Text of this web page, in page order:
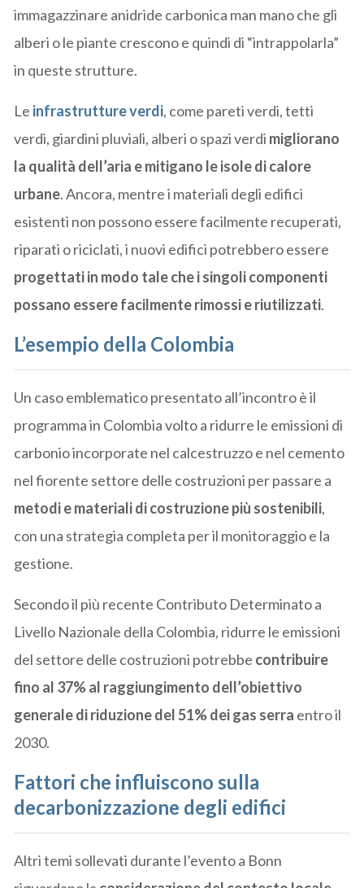
immagazzinare anidride carbonica man mano che gli
alberi o le piante crescono e quindi di “intrappolarla”
in queste strutture.
Le infrastrutture verdi, come pareti verdi, tetti
verdi, giardini pluviali, alberi o spazi verdi migliorano
la qualità dell’aria e mitigano le isole di calore
urbane. Ancora, mentre i materiali degli edifici
esistenti non possono essere facilmente recuperati,
riparati o riciclati, i nuovi edifici potrebbero essere
progettati in modo tale che i singoli componenti
possano essere facilmente rimossi e riutilizzati.
L’esempio della Colombia
Un caso emblematico presentato all’incontro è il
programma in Colombia volto a ridurre le emissioni di
carbonio incorporate nel calcestruzzo e nel cemento
nel fiorente settore delle costruzioni per passare a
metodi e materiali di costruzione più sostenibili,
con una strategia completa per il monitoraggio e la
gestione.
Secondo il più recente Contributo Determinato a
Livello Nazionale della Colombia, ridurre le emissioni
del settore delle costruzioni potrebbe contribuire
fino al 37% al raggiungimento dell’obiettivo
generale di riduzione del 51% dei gas serra entro il
2030.
Fattori che influiscono sulla
decarbonizzazione degli edifici
Altri temi sollevati durante l’evento a Bonn